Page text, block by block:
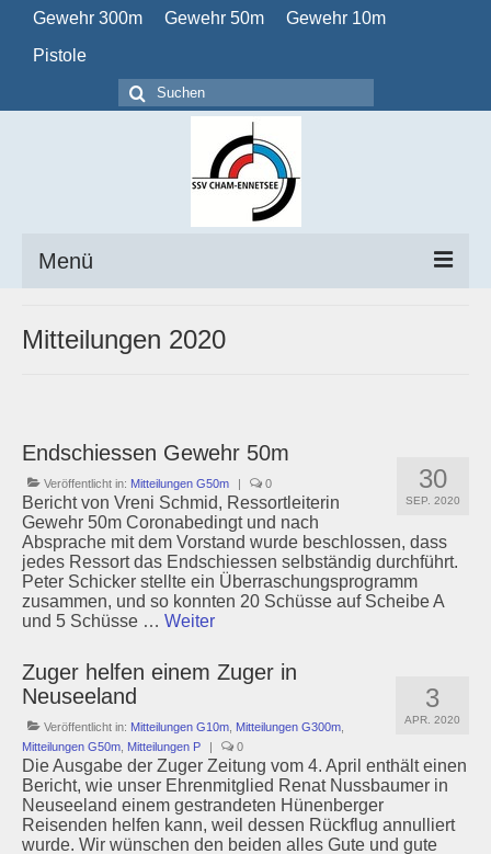
Gewehr 300m Gewehr 50m
Gewehr 10m
Pistole
Suchen
nach:
Menü
Schützenstuben
Newsletter
Fotogalerie
Links
Archiv
Mitteilungen 2020
30
SEP. 2020
Endschiessen Gewehr 50m
Veröffentlicht in: Mitteilungen G50m | 0
Bericht von Vreni Schmid, Ressortleiterin
Gewehr 50m Coronabedingt und nach
Absprache mit dem Vorstand wurde beschlossen, dass
jedes Ressort das Endschiessen selbständig durchführt.
Peter Schicker stellte ein Überraschungsprogramm
zusammen, und so konnten 20 Schüsse auf Scheibe A
und 5 Schüsse … Weiter
3
APR. 2020
Zuger helfen einem Zuger in
Neuseeland
Veröffentlicht in: Mitteilungen G10m Mitteilungen G300m
Mitteilungen G50m Mitteilungen P 0
Die Ausgabe der Zuger Zeitung vom 4. April enthält einen
Bericht, wie unser Ehrenmitglied Renat Nussbaumer in
Neuseeland einem gestrandeten Hünenberger
Reisenden helfen kann, weil dessen Rückflug annulliert
wurde. Wir wünschen den beiden alles Gute und gute